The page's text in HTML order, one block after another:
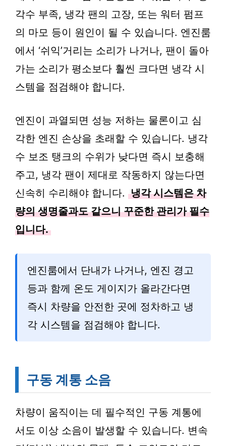
각수 부족, 냉각 팬의 고장, 또는 워터 펌프
의 마모 등이 원인이 될 수 있습니다. 엔진룸
에서 ‘쉬익’거리는 소리가 나거나, 팬이 돌아
가는 소리가 평소보다 훨씬 크다면 냉각 시
스템을 점검해야 합니다.
엔진이 과열되면 성능 저하는 물론이고 심
각한 엔진 손상을 초래할 수 있습니다. 냉각
수 보조 탱크의 수위가 낮다면 즉시 보충해
주고, 냉각 팬이 제대로 작동하지 않는다면
신속히 수리해야 합니다. 냉각 시스템은 차
량의 생명줄과도 같으니 꾸준한 관리가 필수
입니다.
엔진룸에서 단내가 나거나, 엔진 경고
등과 함께 온도 게이지가 올라간다면
즉시 차량을 안전한 곳에 정차하고 냉
각 시스템을 점검해야 합니다.
구동 계통 소음
차량이 움직이는 데 필수적인 구동 계통에
서도 이상 소음이 발생할 수 있습니다. 변속